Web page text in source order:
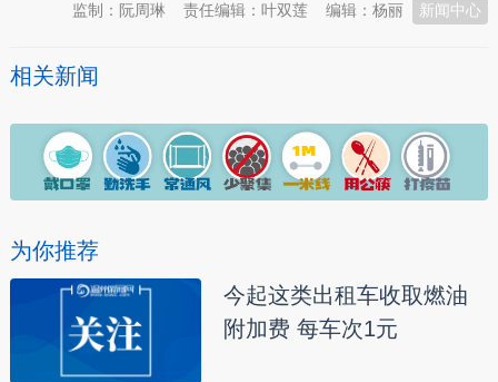
新闻中心
编辑：杨丽
责任编辑：叶双莲
监制：阮周琳
相关新闻
为你推荐
今起这类出租车收取燃油
附加费 每车次1元